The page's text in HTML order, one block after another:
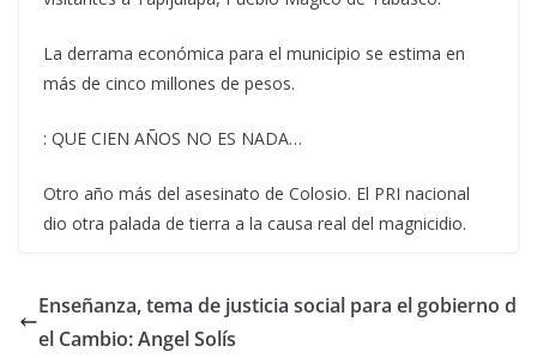
La derrama económica para el municipio se estima en
más de cinco millones de pesos.
: QUE CIEN AÑOS NO ES NADA…
Otro año más del asesinato de Colosio. El PRI nacional
dio otra palada de tierra a la causa real del magnicidio.
Enseñanza, tema de justicia social para el gobierno d
el Cambio: Angel Solís